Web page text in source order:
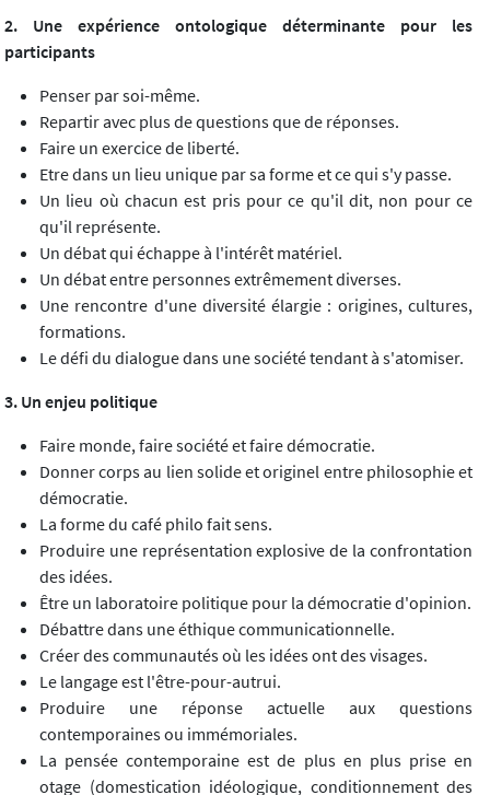
2. Une expérience ontologique déterminante pour les
participants
Penser par soi-même.
Repartir avec plus de questions que de réponses.
Faire un exercice de liberté.
Etre dans un lieu unique par sa forme et ce qui s'y passe.
Un lieu où chacun est pris pour ce qu'il dit, non pour ce
qu'il représente.
Un débat qui échappe à l'intérêt matériel.
Un débat entre personnes extrêmement diverses.
Une rencontre d'une diversité élargie : origines, cultures,
formations.
Le défi du dialogue dans une société tendant à s'atomiser.
3. Un enjeu politique
Faire monde, faire société et faire démocratie.
Donner corps au lien solide et originel entre philosophie et
démocratie.
La forme du café philo fait sens.
Produire une représentation explosive de la confrontation
des idées.
Être un laboratoire politique pour la démocratie d'opinion.
Débattre dans une éthique communicationnelle.
Créer des communautés où les idées ont des visages.
Le langage est l'être-pour-autrui.
Produire une réponse actuelle aux questions
contemporaines ou immémoriales.
La pensée contemporaine est de plus en plus prise en
otage (domestication idéologique, conditionnement des